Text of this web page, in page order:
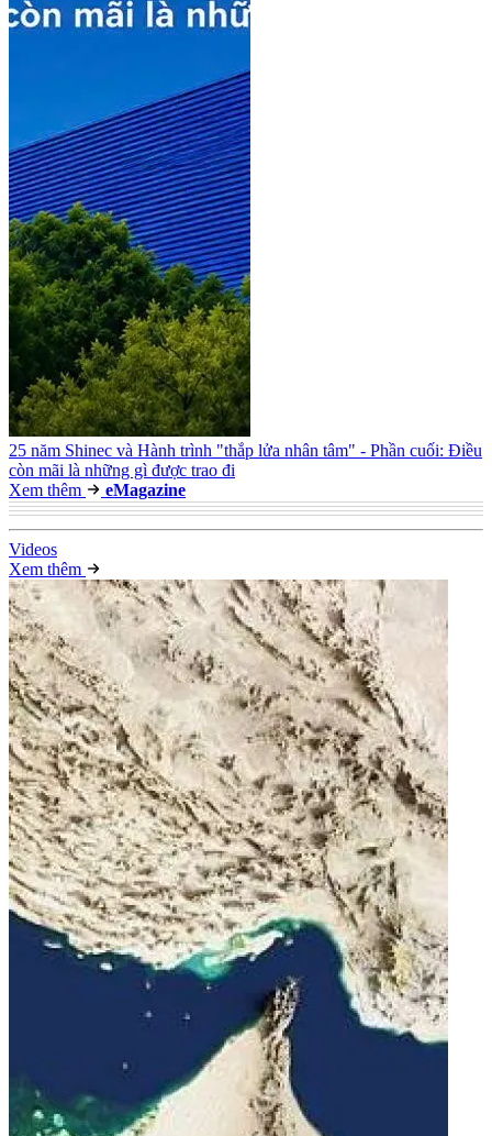
25 năm Shinec và Hành trình "thắp lửa nhân tâm" - Phần cuối: Điều
còn mãi là những gì được trao đi
Xem thêm
eMagazine
Videos
Xem thêm